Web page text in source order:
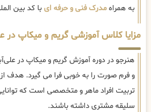
به همراهمدرک فنی و حرفه ایبا کد بین
مزایا کلاس آموزشی گریم و میکاپ در
هنرجو در دوره آموزش گریم و میکاپ در
و فرم صورت را به خوبی فرا می گیرد. هدف
تربیت افراد ماهر و متخصصی است که
سلیقه مشتری داشته باشند.